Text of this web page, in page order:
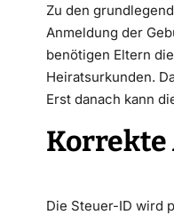
Zu den
Anmeldung der
benötigen Eltern
Heiratsurkunden.
Erst danach kann
Korrekte
Die Steuer-ID wird